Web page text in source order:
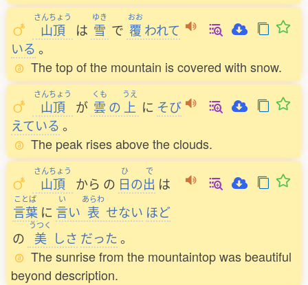
さんちょう
山頂 は
ゆき
雪 で
おお
覆 われて
いる 。
The top of the mountain is covered with snow.
さんちょう
山頂 が
くも
雲 の
うえ
上 に そび
えている 。
The peak rises above the clouds.
さんちょう
山頂 から の
ひ
日の
で
出 は
ことば
言葉 に
い
言い
あらわ
表 せない ほど
の
うつく
美 しさ だった。
The sunrise from the mountaintop was beautiful
beyond description.